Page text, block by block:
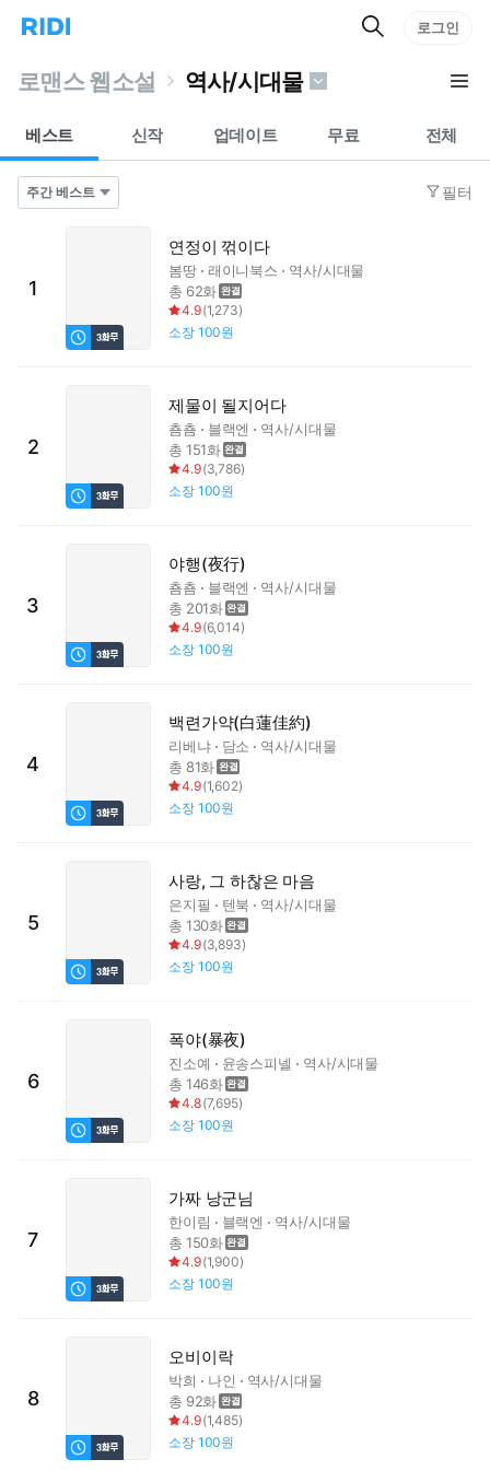
리
으
이
턴
트
검
로그인
로맨스 웹소설 역사/시대물
베스트 신작 업데이트 무료 전체
필터
1
연정이 꺾이다
봄땅 래이니북스
역사/시대물
총 62화
4.9(1,273)
소장 100원
2
제물이 될지어다
춈춈 블랙엔
역사/시대물
총 151화
4.9(3,786)
소장 100원
3
야행(夜行)
춈춈 블랙엔
역사/시대물
총 201화
4.9(6,014)
소장 100원
4
백련가약(白蓮佳約)
리베냐 담소
역사/시대물
총 81화
4.9(1,602)
소장 100원
5
사랑, 그 하찮은 마음
은지필 텐북
역사/시대물
총 130화
4.9(3,893)
소장 100원
6
폭야(暴夜)
진소예 윤송스피넬
역사/시대물
총 146화
4.8(7,695)
소장 100원
7
가짜 낭군님
한이림 블랙엔
역사/시대물
총 150화
4.9(1,900)
소장 100원
8
오비이락
박희 나인
역사/시대물
총 92화
4.9(1,485)
소장 100원